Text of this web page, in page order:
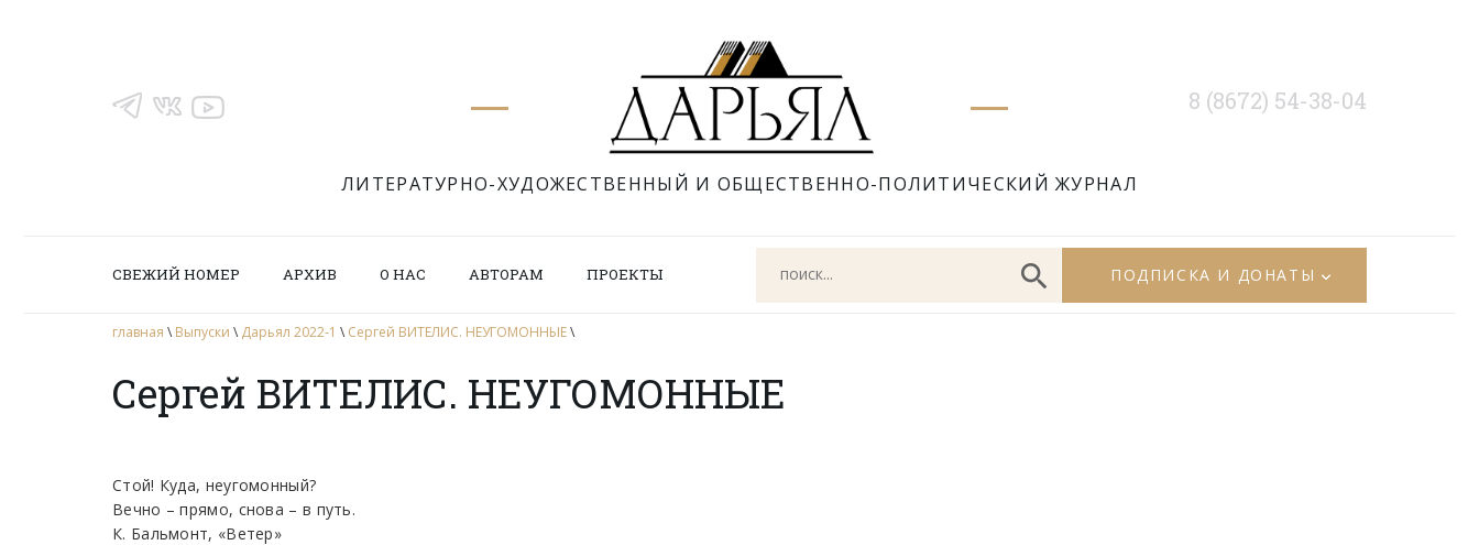
ЛИТЕРАТУРНО-ХУДОЖЕСТВЕННЫЙ И ОБЩЕСТВЕННО-ПОЛИТИЧЕСКИЙ ЖУРНАЛ
8 (8672) 54-38-04
СВЕЖИЙ НОМЕР АРХИВ О НАС АВТОРАМ ПРОЕКТЫ ПОДПИСКА И ДОНАТЫ
главная \ Выпуски \ Дарьял 2022-1 \ Сергей ВИТЕЛИС. НЕУГОМОННЫЕ\
Сергей ВИТЕЛИС. НЕУГОМОННЫЕ
Стой! Куда, неугомонный?
Вечно – прямо, снова – в путь.
К. Бальмонт, «Ветер»